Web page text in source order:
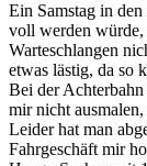
Ein Samstag in
voll werden würde,
Warteschlangen
etwas lästig, da so
Bei der
mir nicht
Leider hat man
Fahrgeschäft mir